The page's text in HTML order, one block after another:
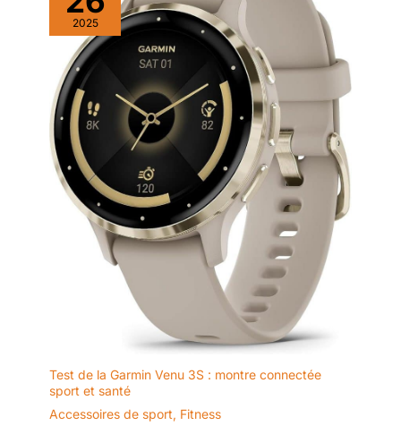
suffisante, une plaquette
de frein en cuir
supplémentaire vous
permet de rendre un
freinage d'urgence plus
sûr lorsque vous faites
de l'exercice. 【Achetez
JOROTO en Toute
Confiance】 - Ce vélo
d'intérieur X4S pèse 49,4
kg, ce qui est beaucoup
plus lourd que les autres
marques. Pour tous les
vélos JOROTO, la mesure
et la capacité sont les
résultats réels, pas un
numéro mendacieux.
Outils d'installation inclus
dans la livraison. Le vélo
rechange gratuites d'un
de service client dans les
2025
Test de la Garmin Venu 3S : montre connectée
sport et santé
Accessoires de sport, Fitness